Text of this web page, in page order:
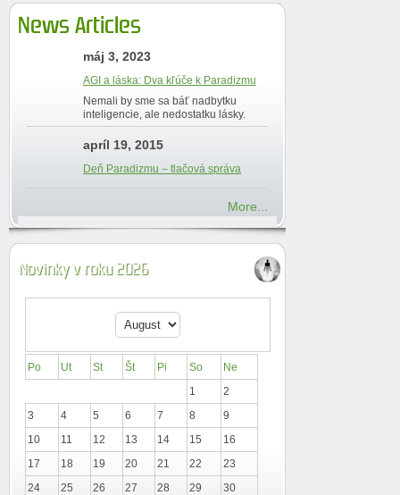
News Articles
máj 3, 2023
AGI a láska: Dva kľúče k Paradizmu
Nemali by sme sa báť nadbytku
inteligencie, ale nedostatku lásky.
apríl 19, 2015
Deň Paradizmu – tlačová správa
More...
Novinky v roku 2026
Po Ut St Št Pi So
Ne
1
2
3
4 5 6 7 8
9
10
11 12 13 14 15
16
17
18 19 20 21 22
23
24
25 26 27 28 29
30